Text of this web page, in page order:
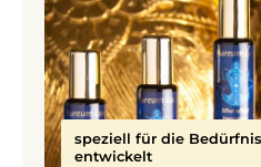
speziell für die
entwickelt